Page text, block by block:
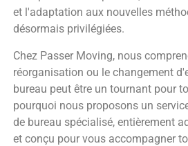
et l'adaptation aux nouvelles
désormais privilégiées.
Chez Passer Moving, nous
réorganisation ou le changement
bureau peut être un tournant pour
pourquoi nous proposons un
de bureau spécialisé, entièrement
et conçu pour vous accompagner